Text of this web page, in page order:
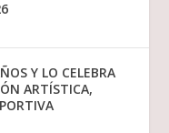
Y LO CELEBRA
ARTÍSTICA,